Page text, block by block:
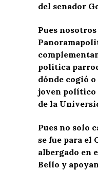
del senador
Pues nosotros
política
dónde cogió
joven político
de la
Pues no solo
se fue para el
albergado en
Bello y